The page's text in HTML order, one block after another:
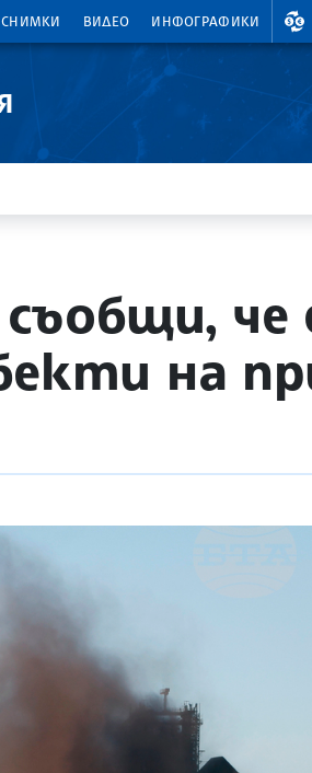
СНИМКИ ВИДЕО ИНФОГРАФИКИ
че
на